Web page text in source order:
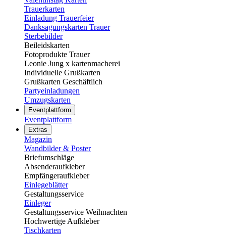
Trauerkarten
Einladung Trauerfeier
Danksagungskarten Trauer
Sterbebilder
Beileidskarten
Fotoprodukte Trauer
Leonie Jung x kartenmacherei
Individuelle Grußkarten
Grußkarten Geschäftlich
Partyeinladungen
Umzugskarten
Eventplattform
Eventplattform
Extras
Magazin
Wandbilder & Poster
Briefumschläge
Absenderaufkleber
Empfängeraufkleber
Einlegeblätter
Gestaltungsservice
Einleger
Gestaltungsservice Weihnachten
Hochwertige Aufkleber
Tischkarten